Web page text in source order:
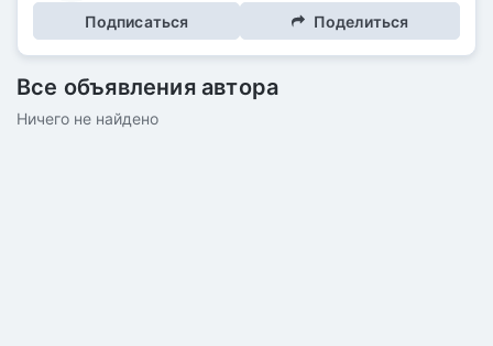
Подписаться
Поделиться
Все объявления автора
Ничего не найдено